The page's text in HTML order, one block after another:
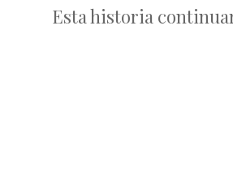
Esta historia